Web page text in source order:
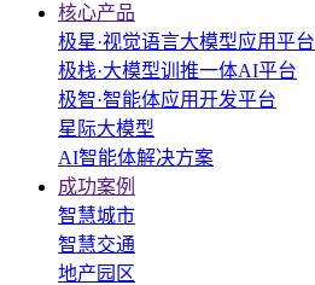
核心产品
极星·视觉语言大模型应用平台
极栈·大模型训推一体AI平台
极智·智能体应用开发平台
星际大模型
AI智能体解决方案
成功案例
智慧城市
智慧交通
地产园区